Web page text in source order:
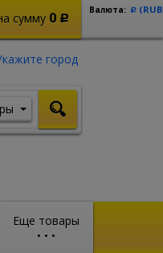
сумму 0 Р
Валюта: Р
город
Еще товары
• • •